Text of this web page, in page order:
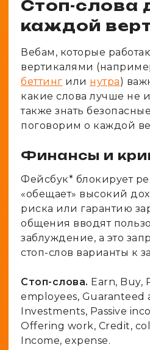
Стоп-слова
каждой
Вебам, которые
вертикалями
беттинг или нутра)
какие слова лучше не
также знать
поговорим о каждой
Финансы и
Фейсбук* блокирует
«обещает» высокий
риска или гарантию
общения вводят
заблуждение, а это
стоп-слов варианты к
Стоп-слова. Earn, Buy,
employees, Guaranteed
Investments, Passive
Offering work, Credit,
Income, expense.